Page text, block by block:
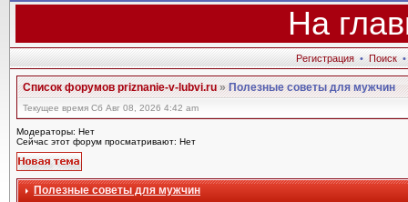
На
Регистрация • Поиск •
Список форумов priznanie-v-lubvi.ru»Полезные советы для мужчин
Текущее время Сб Авг 08, 2026 4:42 am
Модераторы: Нет
Сейчас этот форум просматривают: Нет
Полезные советы для мужчин